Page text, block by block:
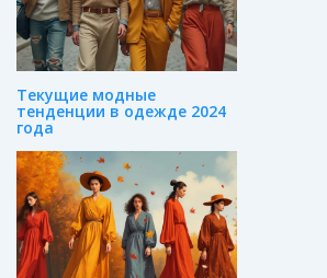
Текущие модные
тенденции в одежде 2024
года